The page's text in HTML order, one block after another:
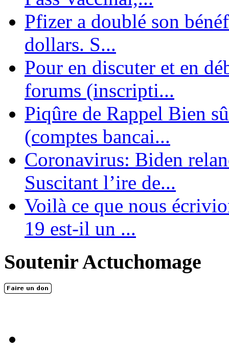
Pfizer a doublé son
dollars. S...
Pour en discuter et en
forums (inscripti...
Piqûre de Rappel Bien
(comptes bancai...
Coronavirus: Biden
Suscitant l’ire de...
Voilà ce que nous
19 est-il un ...
Soutenir Actuchomage